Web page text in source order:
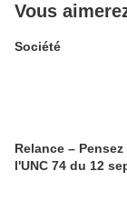
Vous
Société
Relance –
l'UNC 74 du 12